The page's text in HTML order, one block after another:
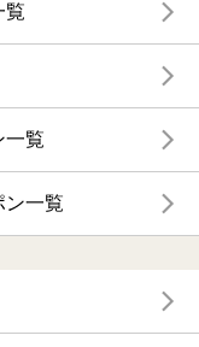
覧
一覧
ン一覧